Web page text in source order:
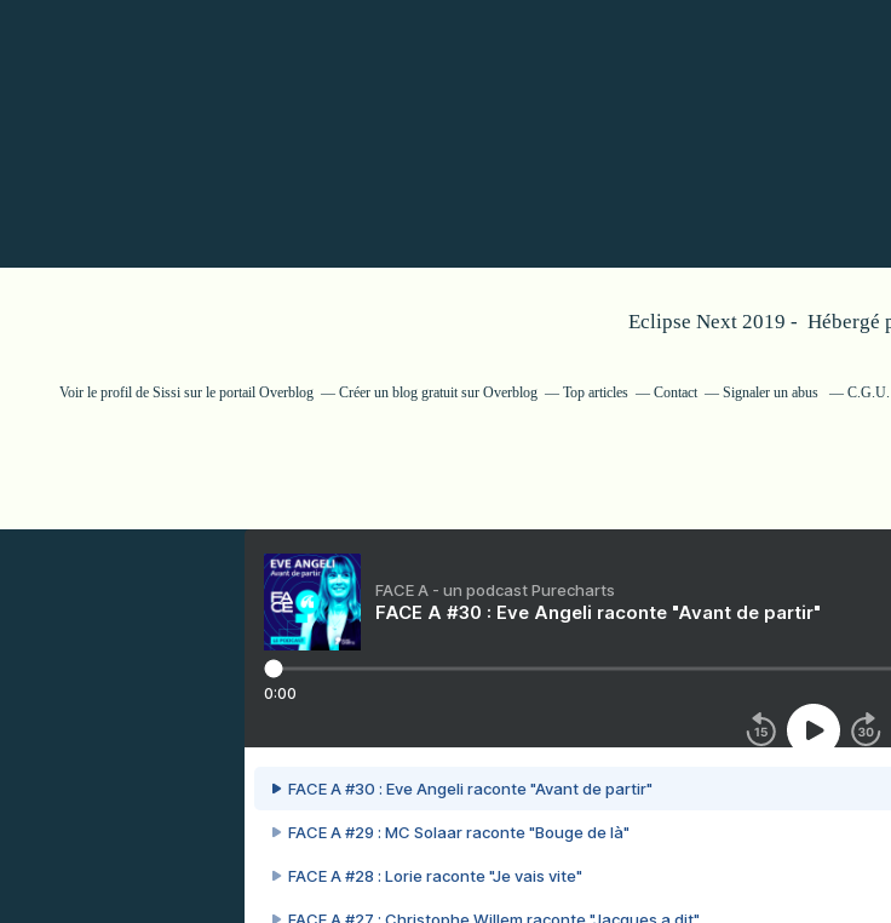
Eclipse Next 2019 - Hébergé
Voir le profil de Sissi sur le portail Overblog Créer un blog gratuit sur Overblog Top articles Contact Signaler un abus C.G.U.
FACE A - un podcast Purecharts
FACE A #30 : Eve Angeli raconte "Avant de partir"
0:00
FACE A #30 : Eve Angeli raconte "Avant de partir"
FACE A #29 : MC Solaar raconte "Bouge de là"
FACE A #28 : Lorie raconte "Je vais vite"